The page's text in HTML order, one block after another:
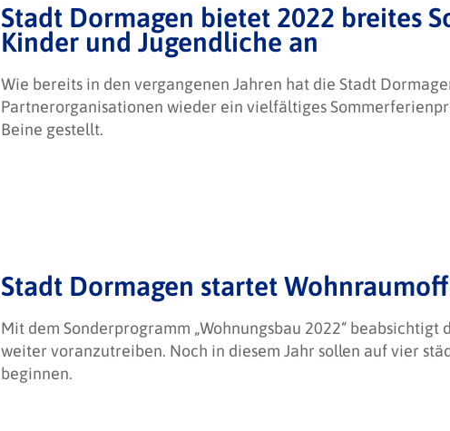
Stadt Dormagen bietet 2022 breites
Kinder und Jugendliche an
Wie bereits in den vergangenen Jahren hat die Stadt
Partnerorganisationen wieder ein vielfältiges
Beine gestellt.
Stadt Dormagen startet
Mit dem Sonderprogramm „Wohnungsbau 2022“
weiter voranzutreiben. Noch in diesem Jahr sollen auf vier
beginnen.